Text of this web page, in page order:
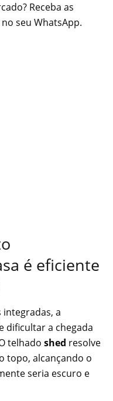
Receba as
seu WhatsApp.
é eficiente
integradas, a
dificultar a chegada
telhado shed resolve
topo, alcançando o
seria escuro e